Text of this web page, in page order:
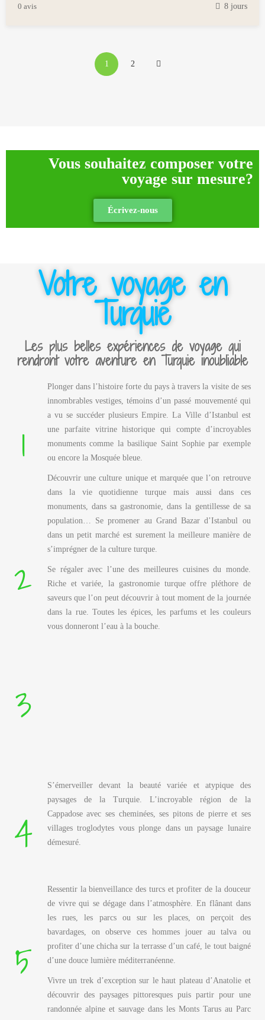
0 avis 8 jours
1 2
Vous souhaitez composer votre
voyage sur mesure?
Écrivez-nous
Votre voyage en
Turquie
Les plus belles expériences de voyage qui
rendront votre aventure en Turquie inoubliable
1
2
3
Plonger dans l’histoire forte du pays à travers la visite de ses
innombrables vestiges, témoins d’un passé mouvementé qui
a vu se succéder plusieurs Empire. La Ville d’Istanbul est
une parfaite vitrine historique qui compte d’incroyables
monuments comme la basilique Saint Sophie par exemple
ou encore la Mosquée bleue.
Découvrir une culture unique et marquée que l’on retrouve
dans la vie quotidienne turque mais aussi dans ces
monuments, dans sa gastronomie, dans la gentillesse de sa
population… Se promener au Grand Bazar d’Istanbul ou
dans un petit marché est surement la meilleure manière de
s’imprégner de la culture turque.
Se régaler avec l’une des meilleures cuisines du monde.
Riche et variée, la gastronomie turque offre pléthore de
saveurs que l’on peut découvrir à tout moment de la journée
dans la rue. Toutes les épices, les parfums et les couleurs
vous donneront l’eau à la bouche.
4
5
S’émerveiller devant la beauté variée et atypique des
paysages de la Turquie. L’incroyable région de la
Cappadose avec ses cheminées, ses pitons de pierre et ses
villages troglodytes vous plonge dans un paysage lunaire
démesuré.
Ressentir la bienveillance des turcs et profiter de la douceur
de vivre qui se dégage dans l’atmosphère. En flânant dans
les rues, les parcs ou sur les places, on perçoit des
bavardages, on observe ces hommes jouer au talva ou
profiter d’une chicha sur la terrasse d’un café, le tout baigné
d’une douce lumière méditerranéenne.
Vivre un trek d’exception sur le haut plateau d’Anatolie et
découvrir des paysages pittoresques puis partir pour une
randonnée alpine et sauvage dans les Monts Tarus au Parc